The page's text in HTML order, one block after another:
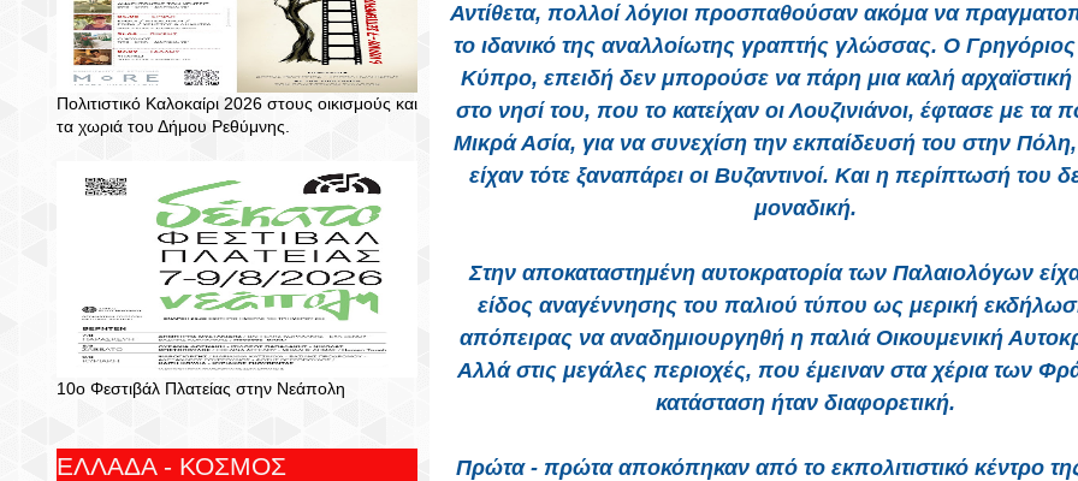
Πολιτιστικό Καλοκαίρι 2026 στους οικισμούς και
τα χωριά του Δήμου Ρεθύμνης.
10ο Φεστιβάλ Πλατείας στην Νεάπολη
ΕΛΛΑΔΑ - ΚΟΣΜΟΣ
Αντίθετα, πολλοί λόγιοι προσπαθούσαν ακόμα να
το ιδανικό της αναλλοίωτης γραπτής γλώσσας. Ο
Κύπρο, επειδή δεν μπορούσε να πάρη μια καλή αρχαϊστική
στο νησί του, που το κατείχαν οι Λουζινιάνοι, έφτασε με τα
Μικρά Ασία, για να συνεχίση την εκπαίδευσή του στην
είχαν τότε ξαναπάρει οι Βυζαντινοί. Και η περίπτωσή του
μοναδική.
Στην αποκαταστημένη αυτοκρατορία των Παλαιολόγων
είδος αναγέννησης του παλιού τύπου ως μερική
απόπειρας να αναδημιουργηθή η παλιά Οικουμενική
Αλλά στις μεγάλες περιοχές, που έμειναν στα χέρια των
κατάσταση ήταν διαφορετική.
Πρώτα - πρώτα αποκόπηκαν από το εκπολιτιστικό κέντρο